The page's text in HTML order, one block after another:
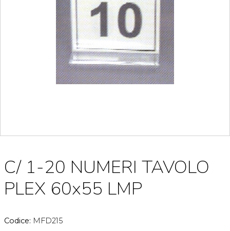
C/ 1-20 NUMERI TAVOLO
PLEX 60x55 LMP
Codice: MFD215